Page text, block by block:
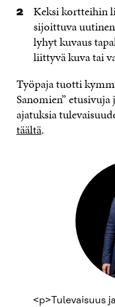
Keksi kortteihin
sijoittuva
lyhyt kuvaus
liittyvä kuva tai
Työpaja tuotti
Sanomien”
ajatuksia
täältä.
<p>Tulevaisuus